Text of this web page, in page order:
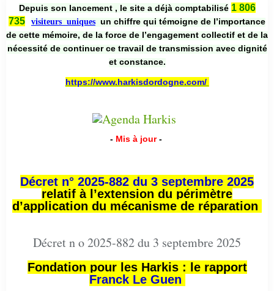
Depuis son lancement , le site a déjà comptabilisé 1 806
735
visiteurs uniques un chiffre qui témoigne de l’importance
de cette mémoire, de la force de l’engagement collectif et de la
nécessité de continuer ce travail de transmission avec dignité
et constance.
https://www.harkisdordogne.com/
- Mis à jour -
Décret n° 2025-882 du 3 septembre 2025
relatif à l’extension du périmètre
d’application du mécanisme de réparation
Décret n o 2025-882 du 3 septembre 2025
Fondation pour les Harkis : le rapport
Franck Le Guen